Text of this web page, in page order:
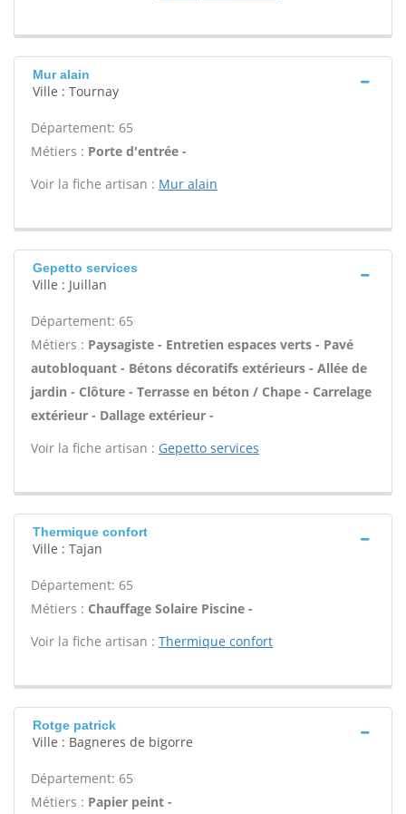
Mur alain
Ville : Tournay
Département: 65
Métiers : Porte d'entrée -
Voir la fiche artisan : Mur alain
Gepetto services
Ville : Juillan
Département: 65
Métiers : Paysagiste - Entretien espaces verts - Pavé
autobloquant - Bétons décoratifs extérieurs - Allée de
jardin - Clôture - Terrasse en béton / Chape - Carrelage
extérieur - Dallage extérieur -
Voir la fiche artisan : Gepetto services
Thermique confort
Ville : Tajan
Département: 65
Métiers : Chauffage Solaire Piscine -
Voir la fiche artisan : Thermique confort
Rotge patrick
Ville : Bagneres de bigorre
Département: 65
Métiers : Papier peint -